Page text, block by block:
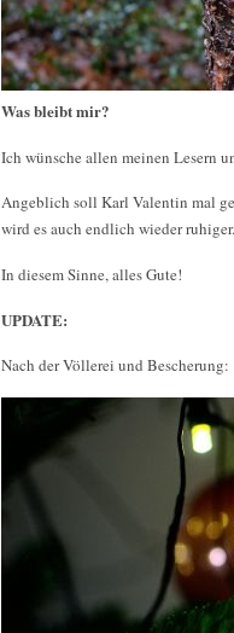
Was bleibt mir?
Ich wünsche allen meinen Lesern
Angeblich soll Karl Valentin mal
wird es auch endlich wieder
In diesem Sinne, alles Gute!
UPDATE:
Nach der Völlerei und Bescherung: